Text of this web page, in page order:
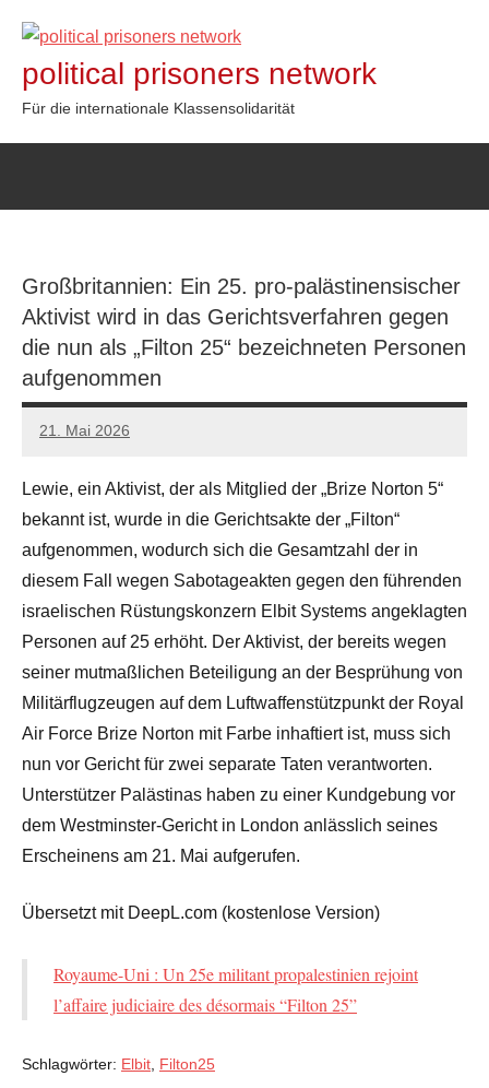
Inhalt
springen
political prisoners network
Für die internationale Klassensolidarität
Großbritannien: Ein 25. pro-palästinensischer
Aktivist wird in das Gerichtsverfahren gegen
die nun als „Filton 25“ bezeichneten Personen
aufgenommen
21. Mai 2026
network
Lewie, ein Aktivist, der als Mitglied der „Brize Norton 5“
bekannt ist, wurde in die Gerichtsakte der „Filton“
aufgenommen, wodurch sich die Gesamtzahl der in
diesem Fall wegen Sabotageakten gegen den führenden
israelischen Rüstungskonzern Elbit Systems angeklagten
Personen auf 25 erhöht. Der Aktivist, der bereits wegen
seiner mutmaßlichen Beteiligung an der Besprühung von
Militärflugzeugen auf dem Luftwaffenstützpunkt der Royal
Air Force Brize Norton mit Farbe inhaftiert ist, muss sich
nun vor Gericht für zwei separate Taten verantworten.
Unterstützer Palästinas haben zu einer Kundgebung vor
dem Westminster-Gericht in London anlässlich seines
Erscheinens am 21. Mai aufgerufen.
Übersetzt mit DeepL.com (kostenlose Version)
Royaume-Uni : Un 25e militant propalestinien rejoint
l’affaire judiciaire des désormais “Filton 25”
Schlagwörter: Elbit Filton25